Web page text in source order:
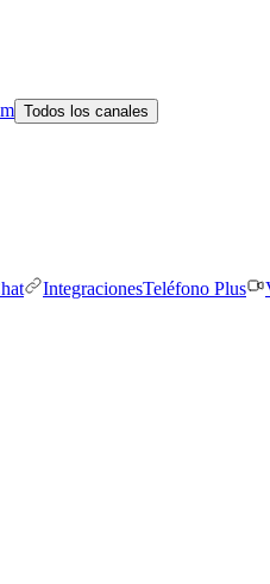
Todos los canales
IntegracionesTeléfono Plus